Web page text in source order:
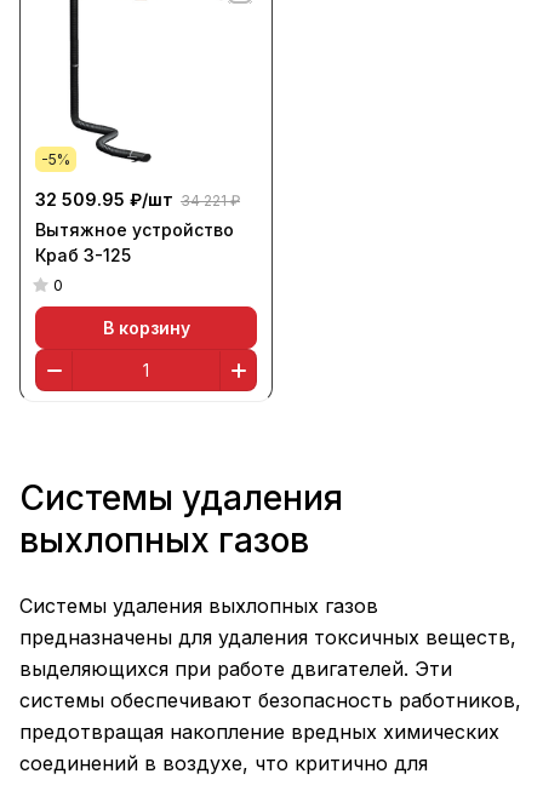
-5%
32 509.95 ₽/шт 34 221 ₽
Вытяжное устройство
Краб 3-125
0
В корзину
Системы удаления
выхлопных газов
Системы удаления выхлопных газов
предназначены для удаления токсичных веществ,
выделяющихся при работе двигателей. Эти
системы обеспечивают безопасность работников,
предотвращая накопление вредных химических
соединений в воздухе, что критично для